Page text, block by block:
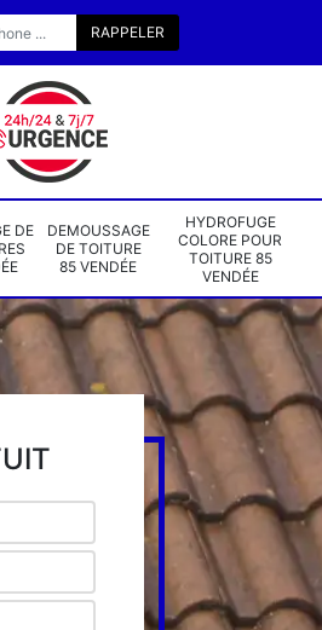
DE
DEMOUSSAGE
DE TOITURE
85 VENDÉE
HYDROFUGE
COLORE POUR
TOITURE 85
VENDÉE